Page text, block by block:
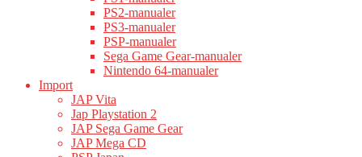
PS2-manualer
PS3-manualer
PSP-manualer
Sega Game Gear-manualer
Nintendo 64-manualer
Import
JAP Vita
Jap Playstation 2
JAP Sega Game Gear
JAP Mega CD